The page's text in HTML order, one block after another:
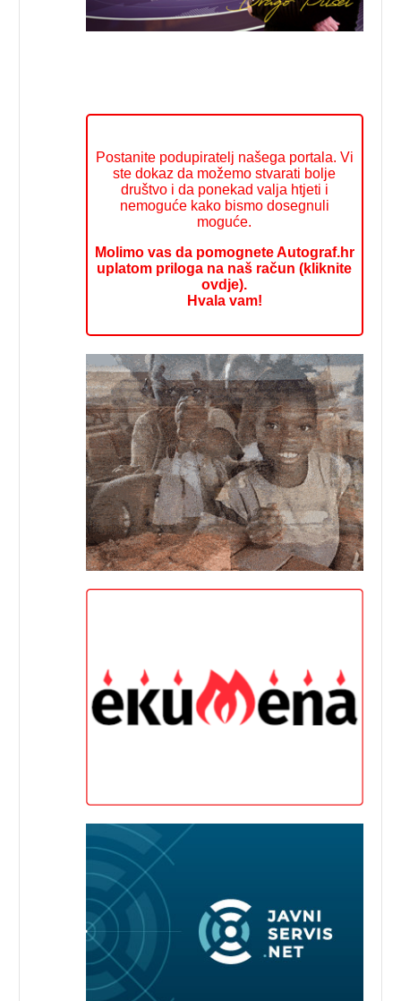
Postanite podupiratelj našega portala. Vi
ste dokaz da možemo stvarati bolje
društvo i da ponekad valja htjeti i
nemoguće kako bismo dosegnuli
moguće.
Molimo vas da pomognete Autograf.hr
uplatom priloga na naš račun (kliknite
ovdje).
Hvala vam!